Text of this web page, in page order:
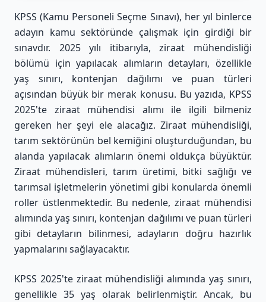
KPSS (Kamu Personeli Seçme Sınavı), her yıl binlerce
adayın kamu sektöründe çalışmak için girdiği bir
sınavdır. 2025 yılı itibarıyla, ziraat mühendisliği
bölümü için yapılacak alımların detayları, özellikle
yaş sınırı, kontenjan dağılımı ve puan türleri
açısından büyük bir merak konusu. Bu yazıda, KPSS
2025'te ziraat mühendisi alımı ile ilgili bilmeniz
gereken her şeyi ele alacağız. Ziraat mühendisliği,
tarım sektörünün bel kemiğini oluşturduğundan, bu
alanda yapılacak alımların önemi oldukça büyüktür.
Ziraat mühendisleri, tarım üretimi, bitki sağlığı ve
tarımsal işletmelerin yönetimi gibi konularda önemli
roller üstlenmektedir. Bu nedenle, ziraat mühendisi
alımında yaş sınırı, kontenjan dağılımı ve puan türleri
gibi detayların bilinmesi, adayların doğru hazırlık
yapmalarını sağlayacaktır.
KPSS 2025'te ziraat mühendisliği alımında yaş sınırı,
genellikle 35 yaş olarak belirlenmiştir. Ancak, bu